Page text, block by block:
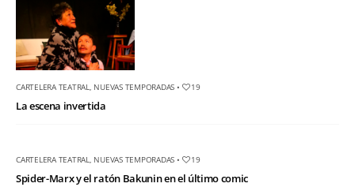
CARTELERA TEATRAL NUEVAS TEMPORADAS • 19
La escena invertida
CARTELERA TEATRAL NUEVAS TEMPORADAS • 19
Spider-Marx y el ratón Bakunin en el último comic